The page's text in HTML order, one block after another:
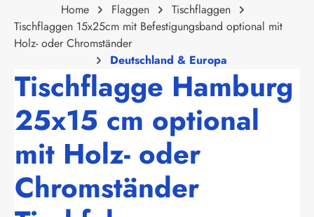
Home Flaggen
Tischflaggen
Tischflaggen 15x25cm mit Befestigungsband optional mit
Holz- oder Chromständer
Deutschland & Europa
Tischflagge Hamburg
25x15 cm optional
mit Holz- oder
Chromständer